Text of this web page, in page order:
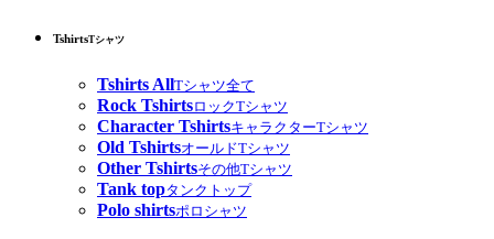
TshirtsTシャツ
Tshirts AllTシャツ全て
Rock TshirtsロックTシャツ
Character TshirtsキャラクターTシャツ
Old TshirtsオールドTシャツ
Other Tshirtsその他Tシャツ
Tank topタンクトップ
Polo shirtsポロシャツ